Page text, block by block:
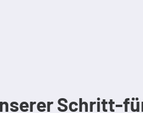
Schritt-